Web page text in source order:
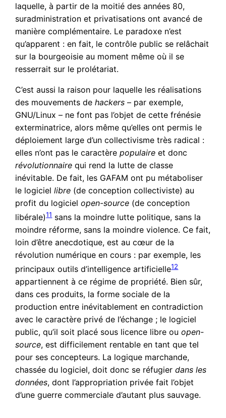
laquelle, à partir de la moitié des années 80,
suradministration et privatisations ont avancé de
manière complémentaire. Le paradoxe n’est
qu’apparent : en fait, le contrôle public se relâchait
sur la bourgeoisie au moment même où il se
resserrait sur le prolétariat.
C’est aussi la raison pour laquelle les réalisations
des mouvements dehackers – par exemple,
GNU/Linux – ne font pas l’objet de cette frénésie
exterminatrice, alors même qu’elles ont permis le
déploiement large d’un collectivisme très radical :
elles n’ont pas le caractèrepopulaire et donc
révolutionnaire qui rend la lutte de classe
inévitable. De fait, les GAFAM ont pu métaboliser
le logiciellibre (de conception collectiviste) au
profit du logicielopen-source (de conception
libérale)11sans la moindre lutte politique, sans la
moindre réforme, sans la moindre violence. Ce fait,
loin d’être anecdotique, est au cœur de la
révolution numérique en cours : par exemple, les
principaux outils d’intelligence artificielle12
appartiennent à ce régime de propriété. Bien sûr,
dans ces produits, la forme sociale de la
production entre inévitablement en contradiction
avec le caractère privé de l’échange ; le logiciel
public, qu’il soit placé sous licence libre ouopen-
source, est difficilement rentable en tant que tel
pour ses concepteurs. La logique marchande,
chassée du logiciel, doit donc se réfugierdans les
données, dont l’appropriation privée fait l’objet
d’une guerre commerciale d’autant plus sauvage.